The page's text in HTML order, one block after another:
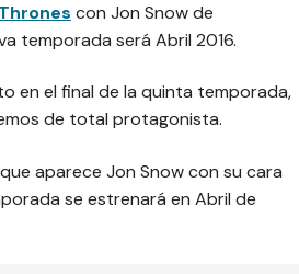
con Jon Snow de
temporada será Abril 2016.
en el final de la quinta temporada,
de total protagonista.
aparece Jon Snow con su cara
se estrenará en Abril de